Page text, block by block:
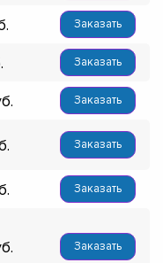
Заказать
Заказать
Заказать
Заказать
Заказать
Заказать